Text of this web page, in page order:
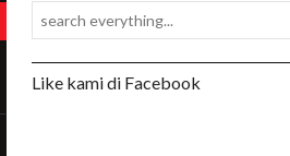
Like kami di Facebook